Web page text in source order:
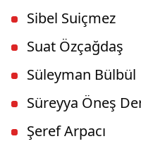
Sibel Suiçmez
Suat Özçağdaş
Süleyman Bülbül
Süreyya Öneş
Şeref Arpacı